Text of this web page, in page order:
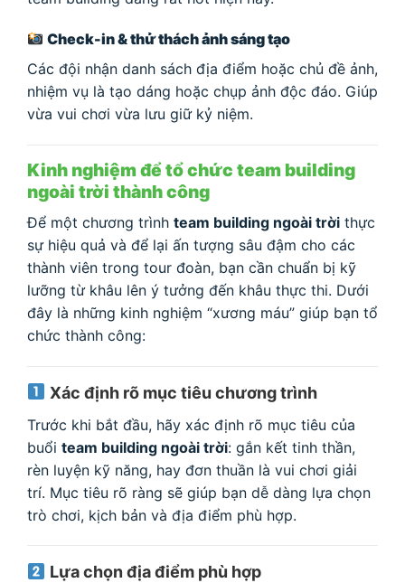
Check-in & thử thách ảnh sáng tạo
Các đội nhận danh sách địa điểm hoặc chủ đề ảnh,
nhiệm vụ là tạo dáng hoặc chụp ảnh độc đáo. Giúp
vừa vui chơi vừa lưu giữ kỷ niệm.
Kinh nghiệm để tổ chức team building
ngoài trời thành công
Để một chương trình team building ngoài trời thực
sự hiệu quả và để lại ấn tượng sâu đậm cho các
thành viên trong tour đoàn, bạn cần chuẩn bị kỹ
lưỡng từ khâu lên ý tưởng đến khâu thực thi. Dưới
đây là những kinh nghiệm “xương máu” giúp bạn tổ
chức thành công:
Xác định rõ mục tiêu chương trình
Trước khi bắt đầu, hãy xác định rõ mục tiêu của
buổi team building ngoài trời: gắn kết tinh thần,
rèn luyện kỹ năng, hay đơn thuần là vui chơi giải
trí. Mục tiêu rõ ràng sẽ giúp bạn dễ dàng lựa chọn
trò chơi, kịch bản và địa điểm phù hợp.
Lựa chọn địa điểm phù hợp